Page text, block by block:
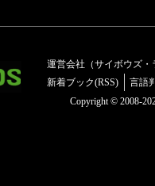
運営会社（サイボウズ・
新着ブック(RSS)
言語
Copyright © 2008-